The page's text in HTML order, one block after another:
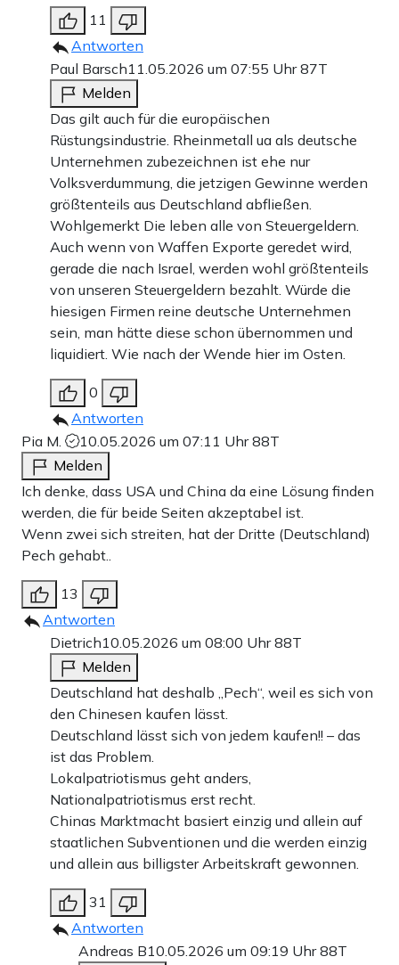
11
Antworten
Paul Barsch11.05.2026 um 07:55 Uhr87T
Melden
Das gilt auch für die europäischen
Rüstungsindustrie. Rheinmetall ua als deutsche
Unternehmen zubezeichnen ist ehe nur
Volksverdummung, die jetzigen Gewinne werden
größtenteils aus Deutschland abfließen.
Wohlgemerkt Die leben alle von Steuergeldern.
Auch wenn von Waffen Exporte geredet wird,
gerade die nach Israel, werden wohl größtenteils
von unseren Steuergeldern bezahlt. Würde die
hiesigen Firmen reine deutsche Unternehmen
sein, man hätte diese schon übernommen und
liquidiert. Wie nach der Wende hier im Osten.
0
Antworten
Pia M.
10.05.2026 um 07:11 Uhr88T
Melden
Ich denke, dass USA und China da eine Lösung finden
werden, die für beide Seiten akzeptabel ist.
Wenn zwei sich streiten, hat der Dritte (Deutschland)
Pech gehabt..
13
Antworten
Dietrich10.05.2026 um 08:00 Uhr88T
Melden
Deutschland hat deshalb „Pech“, weil es sich von
den Chinesen kaufen lässt.
Deutschland lässt sich von jedem kaufen!! – das
ist das Problem.
Lokalpatriotismus geht anders,
Nationalpatriotismus erst recht.
Chinas Marktmacht basiert einzig und allein auf
staatlichen Subventionen und die werden einzig
und allein aus billigster Arbeitskraft gewonnen.
31
Antworten
Andreas B10.05.2026 um 09:19 Uhr88T